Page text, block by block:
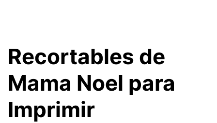
Recortables de
Mama Noel para
Imprimir